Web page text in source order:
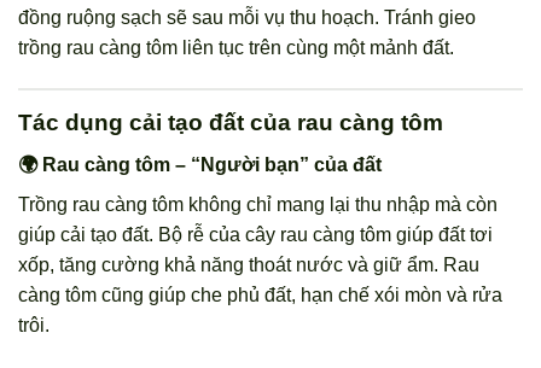
đồng ruộng sạch sẽ sau mỗi vụ thu hoạch. Tránh gieo
trồng rau càng tôm liên tục trên cùng một mảnh đất.
Tác dụng cải tạo đất của rau càng tôm
🌍 Rau càng tôm – “Người bạn” của đất
Trồng rau càng tôm không chỉ mang lại thu nhập mà còn
giúp cải tạo đất. Bộ rễ của cây rau càng tôm giúp đất tơi
xốp, tăng cường khả năng thoát nước và giữ ẩm. Rau
càng tôm cũng giúp che phủ đất, hạn chế xói mòn và rửa
trôi.